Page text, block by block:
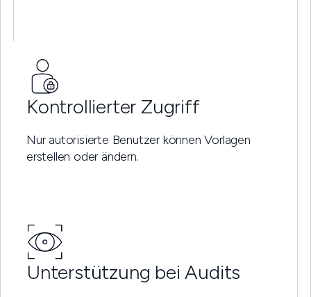
Kontrollierter Zugriff
Nur autorisierte Benutzer können Vorlagen
erstellen oder ändern.
Unterstützung bei Audits